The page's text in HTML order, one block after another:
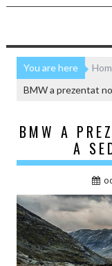
You are here
BMW a prezentat
BMW A
A